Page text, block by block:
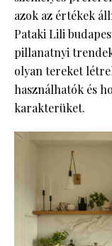
azok az értékek
Pataki Lili
pillanatnyi
olyan tereket
használhatók és
karakterüket.